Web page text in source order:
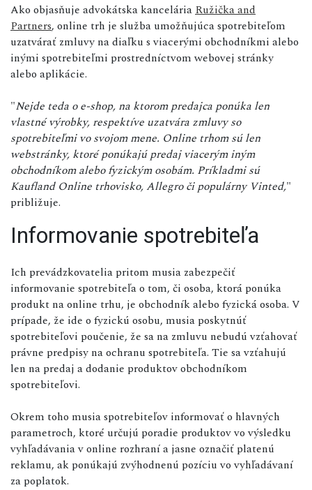
Ako objasňuje advokátska kancelária Ružička and
Partners, online trh je služba umožňujúca spotrebiteľom
uzatvárať zmluvy na diaľku s viacerými obchodníkmi alebo
inými spotrebiteľmi prostredníctvom webovej stránky
alebo aplikácie.
"Nejde teda o e-shop, na ktorom predajca ponúka len
vlastné výrobky, respektíve uzatvára zmluvy so
spotrebiteľmi vo svojom mene. Online trhom sú len
webstránky, ktoré ponúkajú predaj viacerým iným
obchodníkom alebo fyzickým osobám. Príkladmi sú
Kaufland Online trhovisko, Allegro či populárny Vinted,"
približuje.
Informovanie spotrebiteľa
Ich prevádzkovatelia pritom musia zabezpečiť
informovanie spotrebiteľa o tom, či osoba, ktorá ponúka
produkt na online trhu, je obchodník alebo fyzická osoba. V
prípade, že ide o fyzickú osobu, musia poskytnúť
spotrebiteľovi poučenie, že sa na zmluvu nebudú vzťahovať
právne predpisy na ochranu spotrebiteľa. Tie sa vzťahujú
len na predaj a dodanie produktov obchodníkom
spotrebiteľovi.
Okrem toho musia spotrebiteľov informovať o hlavných
parametroch, ktoré určujú poradie produktov vo výsledku
vyhľadávania v online rozhraní a jasne označiť platenú
reklamu, ak ponúkajú zvýhodnenú pozíciu vo vyhľadávaní
za poplatok.